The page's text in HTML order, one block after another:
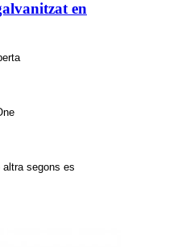
en
segons es